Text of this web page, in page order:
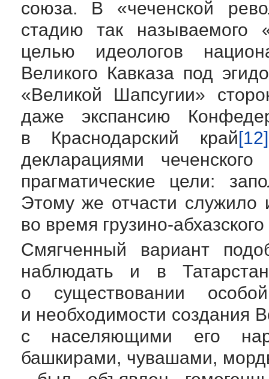
союза. В «чеченской
стадию так называемого
целью идеологов
Великого Кавказа под
«Великой Шапсугии»
даже экспансию
в Краснодарский край[12]
декларациями
прагматические цели:
Этому же отчасти служило
во время грузино-абхазского
Смягченный вариант
наблюдать и в
о существовании
и необходимости создания
с населяющими его
башкирами, чувашами,